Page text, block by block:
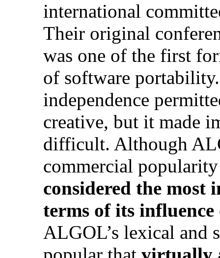
international
Their original
was one of the first
of software
independence
creative, but it made
difficult. Although
commercial
considered the most
terms of its
ALGOL’s lexical and